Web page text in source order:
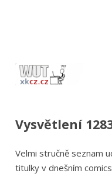
Vysvětlení
Velmi stručně seznam
titulky v dnešním